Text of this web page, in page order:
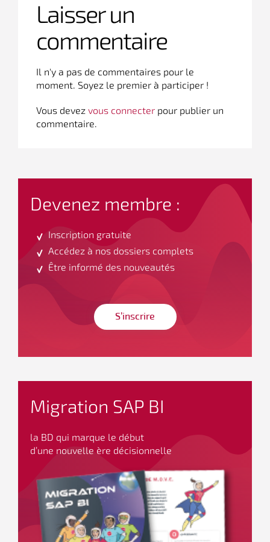
Laisser un
commentaire
Il n'y a pas de commentaires pour le
moment. Soyez le premier à participer !
Vous devez vous connecter pour publier un
commentaire.
Devenez membre :
Inscription gratuite
Accédez à nos dossiers complets
Être informé des nouveautés
S’inscrire
Migration SAP BI
la BD qui marque le début
d’une nouvelle ère décisionnelle